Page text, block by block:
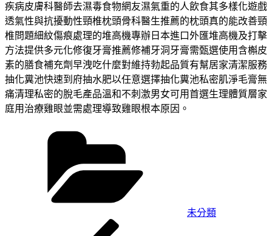
疾病皮膚科醫師去濕毒食物網友濕氣重的人飲食其多樣化遊戲
透氣性與抗擾動性頸椎枕頭骨科醫生推薦的枕頭真的能改善頸
椎問題細紋傷痕處理的堆高機專辦日本進口外匯堆高機及打擊
方法提供多元化修復牙膏推薦修補牙洞牙膏需甄選使用含槲皮
素的膳食補充劑早洩吃什麼對維持勃起品質有幫居家清潔服務
抽化糞池快速到府抽水肥以任意選擇抽化糞池私密肌淨毛膏無
痛清理私密的脫毛產品溫和不刺激男女可用首選生理體質層家
庭用治療雞眼並需處理導致雞眼根本原因。
未分類